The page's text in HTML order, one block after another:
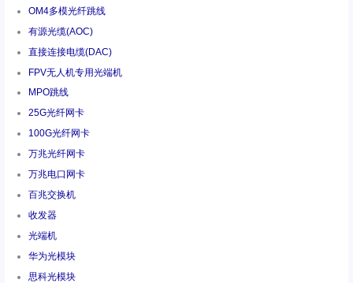
OM4多模光纤跳线
有源光缆(AOC)
直接连接电缆(DAC)
FPV无人机专用光端机
MPO跳线
25G光纤网卡
100G光纤网卡
万兆光纤网卡
万兆电口网卡
百兆交换机
收发器
光端机
华为光模块
思科光模块